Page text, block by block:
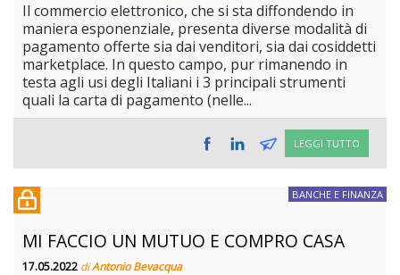
Il commercio elettronico, che si sta diffondendo in
maniera esponenziale, presenta diverse modalità di
pagamento offerte sia dai venditori, sia dai cosiddetti
marketplace. In questo campo, pur rimanendo in
testa agli usi degli Italiani i 3 principali strumenti
quali la carta di pagamento (nelle...
LEGGI TUTTO
BANCHE E FINANZA
MI FACCIO UN MUTUO E COMPRO CASA
17.05.2022 diAntonio Bevacqua